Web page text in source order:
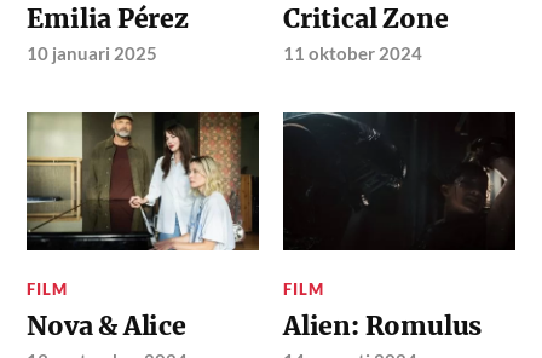
Emilia Pérez
10 januari 2025
Critical Zone
11 oktober 2024
FILM
Nova & Alice
FILM
Alien: Romulus